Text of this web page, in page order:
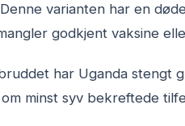
varianten har en
godkjent vaksine
har Uganda stengt
minst syv bekreftede